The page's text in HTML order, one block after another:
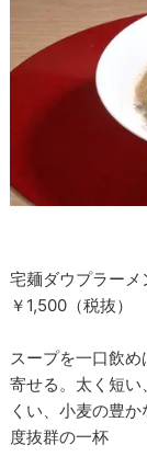
宅麺ダウプラーメ
￥1,500（税抜）
スープを一口飲
寄せる。太く短
くい、小麦の豊
度抜群の一杯